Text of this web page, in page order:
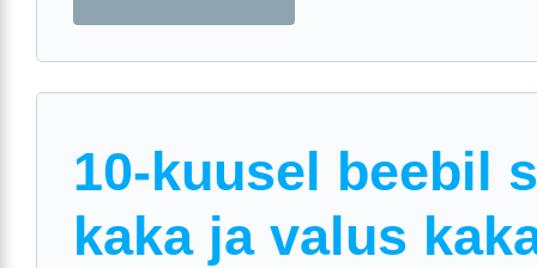
10-kuusel beebil
kaka ja valus